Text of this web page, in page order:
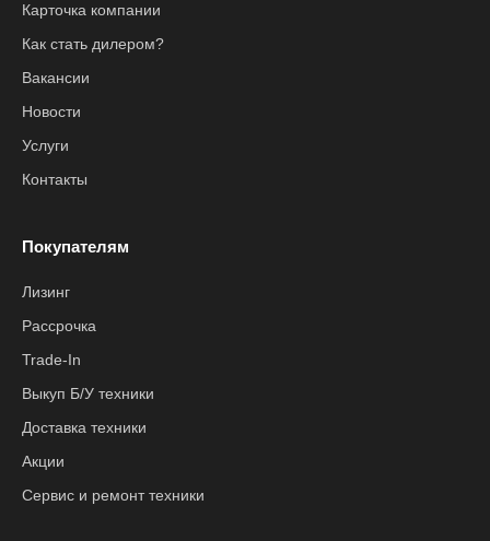
Карточка компании
Как стать дилером?
Вакансии
Новости
Услуги
Контакты
Покупателям
Лизинг
Рассрочка
Trade-In
Выкуп Б/У техники
Доставка техники
Акции
Сервис и ремонт техники